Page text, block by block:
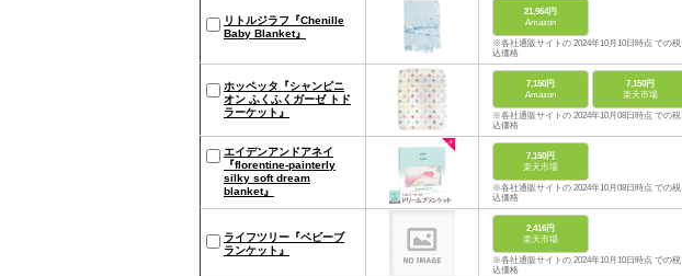
リトルジラフ『Chenille
Baby Blanket』
21,964円
Amazon
※各社通販サイトの 2024年10月10日時点 での税
込価格
ホッペッタ『シャンピニ
オン ふくふくガーゼ トド
ラーケット』
7,150円
Amazon
7,150円
楽天市場
※各社通販サイトの 2024年10月08日時点 での税
込価格
エイデンアンドアネイ
『florentine-painterly
silky soft dream
blanket』
7,150円
楽天市場
※各社通販サイトの 2024年10月08日時点 での税
込価格
ライフツリー『ベビーブ
ランケット』
2,416円
楽天市場
※各社通販サイトの 2024年10月10日時点 での税
込価格